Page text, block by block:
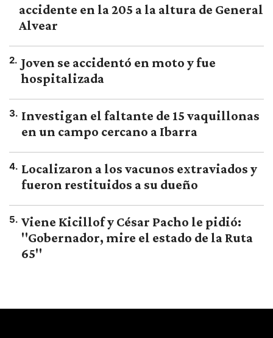
accidente en la 205 a la altura de General
Alvear
2. Joven se accidentó en moto y fue
hospitalizada
3. Investigan el faltante de 15 vaquillonas
en un campo cercano a Ibarra
4. Localizaron a los vacunos extraviados y
fueron restituidos a su dueño
5. Viene Kicillof y César Pacho le pidió:
"Gobernador, mire el estado de la Ruta
65"